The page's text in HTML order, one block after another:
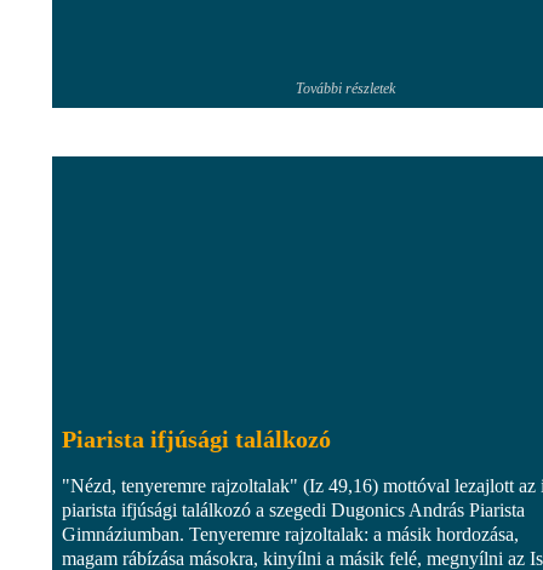
További részletek
Piarista ifjúsági találkozó
"Nézd, tenyeremre rajzoltalak" (Iz 49,16) mottóval lezajlott az
piarista ifjúsági találkozó a szegedi Dugonics András Piarista
Gimnáziumban. Tenyeremre rajzoltalak: a másik hordozása,
magam rábízása másokra, kinyílni a másik felé, megnyílni az